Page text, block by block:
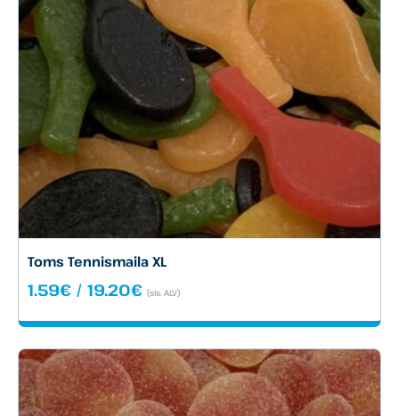
Toms Tennismaila XL
1.59€ / 19.20€Hintaluokka:
-
(sis. ALV)